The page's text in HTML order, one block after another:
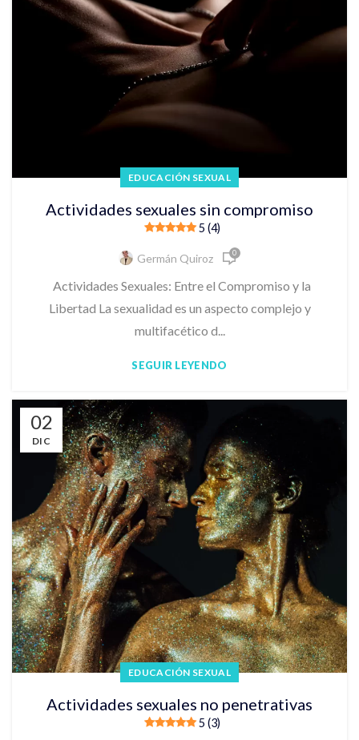
EDUCACIÓN SEXUAL
Actividades sexuales sin compromiso
5 (4)
Germán Quiroz 0
Actividades Sexuales: Entre el Compromiso y la
Libertad La sexualidad es un aspecto complejo y
multifacético d...
SEGUIR LEYENDO
02
DIC
EDUCACIÓN SEXUAL
Actividades sexuales no penetrativas
5 (3)